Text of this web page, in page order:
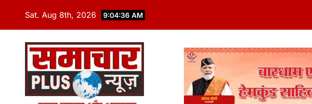
Sat. Aug 8th, 2026 9:04:38 AM